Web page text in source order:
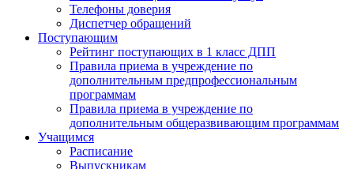
Телефоны доверия
Диспетчер обращений
Поступающим
Рейтинг поступающих в 1 класс ДПП
Правила приема в учреждение по
дополнительным предпрофессиональным
программам
Правила приема в учреждение по
дополнительным общеразвивающим программам
Учащимся
Расписание
Выпускникам